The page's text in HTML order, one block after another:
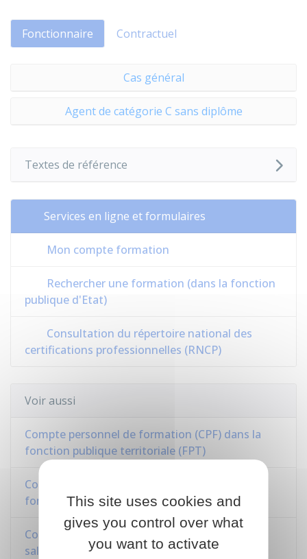
Fonctionnaire Contractuel
Cas général
Agent de catégorie C sans diplôme
Textes de référence
Services en ligne et formulaires
Mon compte formation
Rechercher une formation (dans la fonction
publique d'Etat)
Consultation du répertoire national des
certifications professionnelles (RNCP)
Voir aussi
Compte personnel de formation (CPF) dans la
fonction publique territoriale (FPT)
Compte personnel de formation (CPF) dans la
fonction publique hospitalière (FPH)
Compte personnel de formation (CPF) d'un
salarié
This site uses cookies and
gives you control over what
you want to activate